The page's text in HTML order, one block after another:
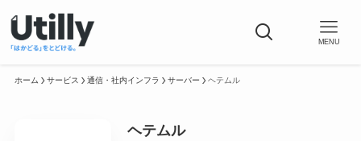
MENU
ホーム サービス 通信・社内インフラ サーバー ヘテムル
ヘテムル